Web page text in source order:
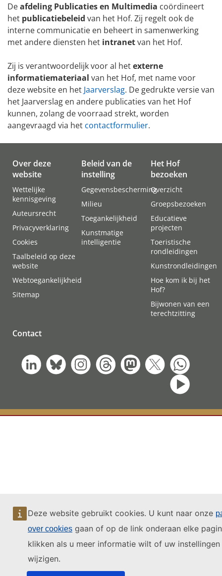
Deze website gebruikt cookies. U kunt naar onze
over cookies gaan of op de link onderaan elke
klikken als u meer informatie wilt of uw
wijzigen.
Deafdeling Publicaties en Multimedia coördineert
het publicatiebeleid van het Hof. Zij regelt ook de
interne communicatie en beheert in samenwerking
met andere diensten het intranetvan het Hof.
Zij is verantwoordelijk voor al hetexterne
informatiemateriaal van het Hof, met name voor
deze website en het Jaarverslag. De gedrukte versie van
het Jaarverslag en andere publicaties van het Hof
kunnen, zolang de voorraad strekt, worden
aangevraagd via het contactformulier.
Over deze
website
Wettelijke
kennisgeving
Auteursrecht
Privacyverklaring
Cookies
Taalbeleid op deze
website
Webtoegankelijkheid
Sitemap
Beleid van de
instelling
Gegevensbescherming
Milieu
Toegankelijkheid
Kunstmatige
intelligentie
Het Hof
bezoeken
Overzicht
Groepsbezoeken
Educatieve
projecten
Toeristische
rondleidingen
Kunstrondleidingen
Hoe kom ik bij het
Hof?
Bijwonen van een
terechtzitting
Contact